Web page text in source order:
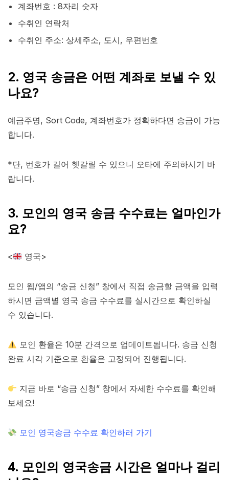
계좌번호 : 8자리 숫자
수취인 연락처
수취인 주소: 상세주소, 도시, 우편번호
2. 영국 송금은 어떤 계좌로 보낼 수 있
나요?
예금주명, Sort Code, 계좌번호가 정확하다면 송금이 가능
합니다.
*단, 번호가 길어 헷갈릴 수 있으니 오타에 주의하시기 바
랍니다.
3. 모인의 영국 송금 수수료는 얼마인가
요?
< 영국>
모인 웹/앱의 “송금 신청” 창에서 직접 송금할 금액을 입력
하시면 금액별 영국 송금 수수료를 실시간으로 확인하실
수 있습니다.
모인 환율은 10분 간격으로 업데이트됩니다. 송금 신청
완료 시각 기준으로 환율은 고정되어 진행됩니다.
지금 바로 “송금 신청” 창에서 자세한 수수료를 확인해
보세요!
모인 영국송금 수수료 확인하러 가기
4. 모인의 영국송금 시간은 얼마나 걸리